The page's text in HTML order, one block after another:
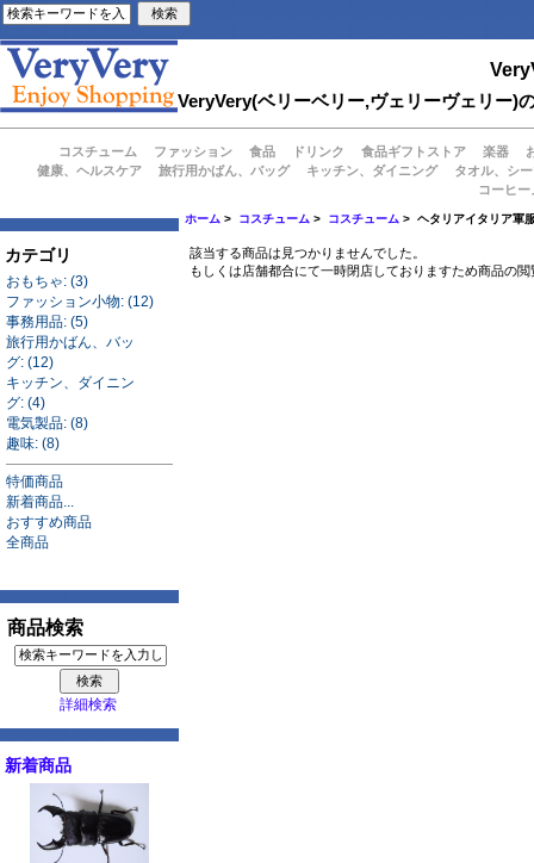
VeryVery(ベリーベリー,ヴェリーヴェリー)
コスチューム ファッション 食品 ドリンク 食品ギフトストア 楽器
健康、ヘルスケア
旅行用かばん、バッグ キッチン、ダイニング
タオル、シ
コーヒ
カテゴリ
おもちゃ: (3)
ファッション小物: (12)
事務用品: (5)
旅行用かばん、バッ
グ: (12)
キッチン、ダイニン
グ: (4)
電気製品: (8)
趣味: (8)
特価商品
新着商品...
おすすめ商品
全商品
商品検索
詳細検索
新着商品
ホーム > コスチューム > コスチューム > ヘタリアイタリア軍
該当する商品は見つかりませんでした。
もしくは店舗都合にて一時閉店しておりますため商品の